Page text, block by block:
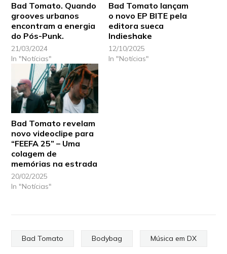
Bad Tomato. Quando
grooves urbanos
encontram a energia
do Pós-Punk.
21/03/2024
In "Notícias"
Bad Tomato lançam
o novo EP BITE pela
editora sueca
Indieshake
12/10/2025
In "Notícias"
Bad Tomato revelam
novo videoclipe para
“FEEFA 25” – Uma
colagem de
memórias na estrada
20/02/2025
In "Notícias"
Bad Tomato Bodybag Música em DX